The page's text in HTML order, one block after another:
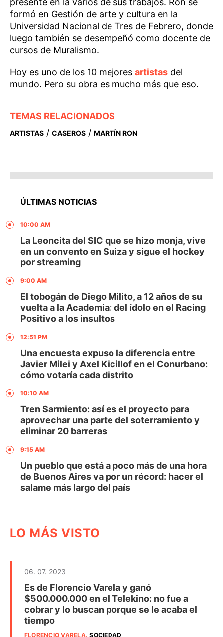
presente en la varios de sus trabajos. Ron se
formó en Gestión de arte y cultura en la
Universidad Nacional de Tres de Febrero, donde
luego también se desempeñó como docente de
cursos de Muralismo.
Hoy es uno de los 10 mejores artistas del
mundo. Pero su obra es mucho más que eso.
TEMAS RELACIONADOS
ARTISTAS / CASEROS / MARTÍN RON
ÚLTIMAS NOTICIAS
10:00 AM
La Leoncita del SIC que se hizo monja, vive
en un convento en Suiza y sigue el hockey
por streaming
9:00 AM
El tobogán de Diego Milito, a 12 años de su
vuelta a la Academia: del ídolo en el Racing
Positivo a los insultos
12:51 PM
Una encuesta expuso la diferencia entre
Javier Milei y Axel Kicillof en el Conurbano:
cómo votaría cada distrito
10:10 AM
Tren Sarmiento: así es el proyecto para
aprovechar una parte del soterramiento y
eliminar 20 barreras
9:15 AM
Un pueblo que está a poco más de una hora
de Buenos Aires va por un récord: hacer el
salame más largo del país
LO MÁS VISTO
06. 07. 2023
Es de Florencio Varela y ganó
$500.000.000 en el Telekino: no fue a
cobrar y lo buscan porque se le acaba el
tiempo
FLORENCIO VARELA.SOCIEDAD